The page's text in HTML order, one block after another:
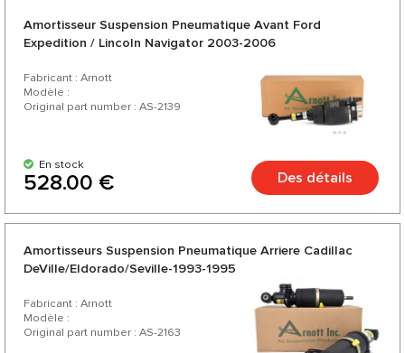
Amortisseur Suspension Pneumatique Avant Ford
Expedition / Lincoln Navigator 2003-2006
Fabricant : Arnott
Modèle :
Original part number : AS-2139
En stock
528.00 € Des détails
Amortisseurs Suspension Pneumatique Arriere Cadillac
DeVille/Eldorado/Seville-1993-1995
Fabricant : Arnott
Modèle :
Original part number : AS-2163